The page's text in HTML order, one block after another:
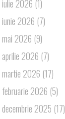
iulie 2026 (1)
iunie 2026 (7)
mai 2026 (9)
aprilie 2026 (7)
martie 2026 (17)
februarie 2026 (5)
decembrie 2025 (17)